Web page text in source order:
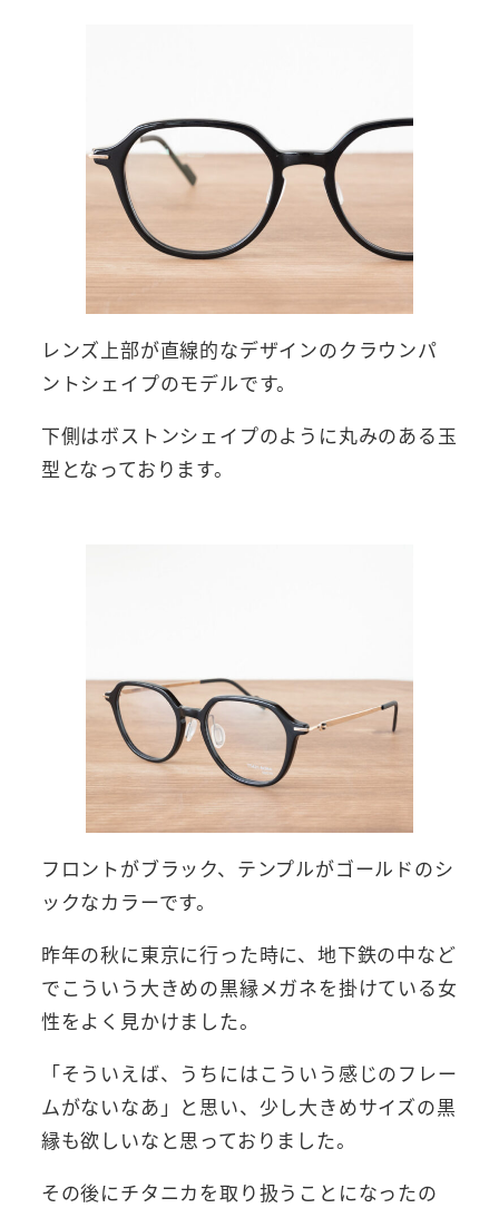
レンズ上部が直線的なデザインのクラウンパ
ントシェイプのモデルです。
下側はボストンシェイプのように丸みのある玉
型となっております。
フロントがブラック、テンプルがゴールドのシ
ックなカラーです。
昨年の秋に東京に行った時に、地下鉄の中など
でこういう大きめの黒縁メガネを掛けている女
性をよく見かけました。
「そういえば、うちにはこういう感じのフレー
ムがないなあ」と思い、少し大きめサイズの黒
縁も欲しいなと思っておりました。
その後にチタニカを取り扱うことになったの